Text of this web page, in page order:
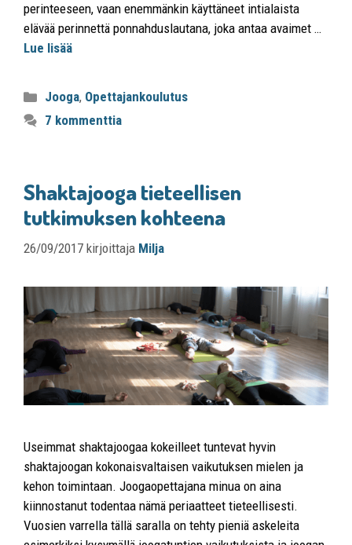
perinteeseen, vaan enemmänkin käyttäneet intialaista
elävää perinnettä ponnahduslautana, joka antaa avaimet …
Lue lisää
Jooga, Opettajankoulutus
7 kommenttia
Shaktajooga tieteellisen
tutkimuksen kohteena
26/09/2017 kirjoittaja Milja
Useimmat shaktajoogaa kokeilleet tuntevat hyvin
shaktajoogan kokonaisvaltaisen vaikutuksen mielen ja
kehon toimintaan. Joogaopettajana minua on aina
kiinnostanut todentaa nämä periaatteet tieteellisesti.
Vuosien varrella tällä saralla on tehty pieniä askeleita